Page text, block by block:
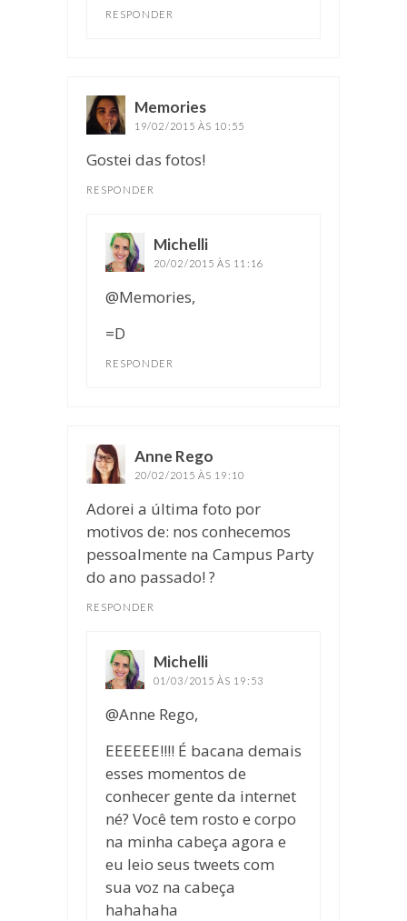
RESPONDER
Memories
19/02/2015 ÀS 10:55
Gostei das fotos!
RESPONDER
Michelli
20/02/2015 ÀS 11:16
@Memories,
=D
RESPONDER
Anne Rego
20/02/2015 ÀS 19:10
Adorei a última foto por
motivos de: nos conhecemos
pessoalmente na Campus Party
do ano passado! ?
RESPONDER
Michelli
01/03/2015 ÀS 19:53
@Anne Rego,
EEEEEE!!!! É bacana demais
esses momentos de
conhecer gente da internet
né? Você tem rosto e corpo
na minha cabeça agora e
eu leio seus tweets com
sua voz na cabeça
hahahaha